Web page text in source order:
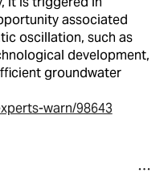
associated
oscillation, such as
development,
groundwater
warn/98643